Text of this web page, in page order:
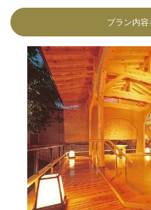
プラン内